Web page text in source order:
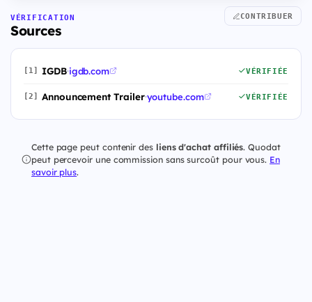
VÉRIFICATION
Sources
CONTRIBUER
[1] IGDB·igdb.com VÉRIFIÉE
[2] Announcement Trailer·youtube.com VÉRIFIÉE
Cette page peut contenir des liens d'achat affiliés. Quodat
peut percevoir une commission sans surcoût pour vous. En
savoir plus.